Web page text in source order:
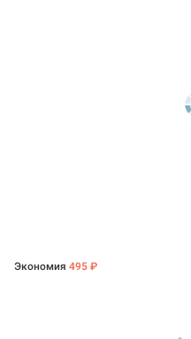
Экономия 495 ₽